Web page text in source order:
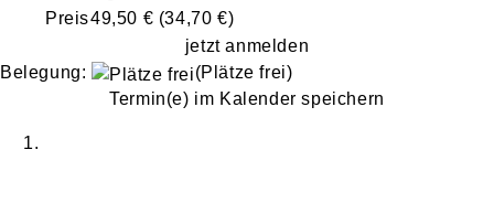
Preis49,50 € (34,70 €)
jetzt anmelden
Belegung:
(Plätze frei)
Termin(e) im Kalender speichern